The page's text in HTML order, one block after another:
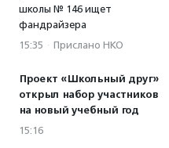
школы № 146 ищет
фандрайзера
15:35 · Прислано НКО
Проект «Школьный друг»
открыл набор участников
на новый учебный год
15:16